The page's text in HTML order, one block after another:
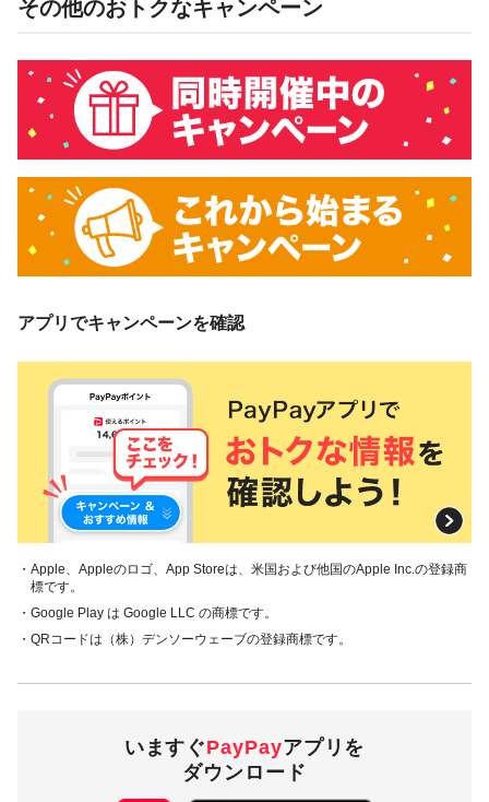
その他のおトクなキャンペーン
アプリでキャンペーンを確認
・Apple、Appleのロゴ、App Storeは、米国および他国のApple Inc.の登録商
標です。
・Google Play は Google LLC の商標です。
・QRコードは（株）デンソーウェーブの登録商標です。
いますぐPayPayアプリを
ダウンロード